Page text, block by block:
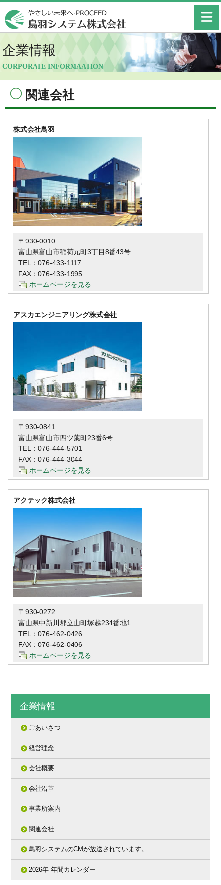
企業情報
CORPORATE INFORMAATION
関連会社
株式会社鳥羽
〒930-0010
富山県富山市稲荷元町3丁目8番43号
TEL：076-433-1117
FAX：076-433-1995
ホームページを見る
アスカエンジニアリング株式会社
〒930-0841
富山県富山市四ツ葉町23番6号
TEL：076-444-5701
FAX：076-444-3044
ホームページを見る
アクテック株式会社
〒930-0272
富山県中新川郡立山町塚越234番地1
TEL：076-462-0426
FAX：076-462-0406
ホームページを見る
企業情報
ごあいさつ
経営理念
会社概要
会社沿革
事業所案内
関連会社
鳥羽システムのCMが放送されています。
2026年 年間カレンダー